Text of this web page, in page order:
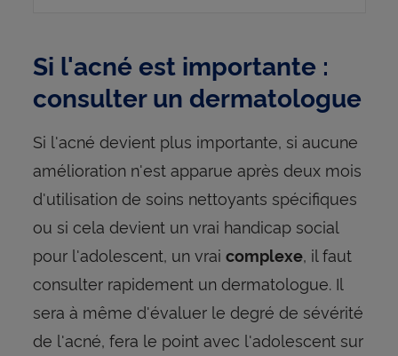
Si l'acné est importante :
consulter un dermatologue
Si l'acné devient plus importante, si aucune
amélioration n'est apparue après deux mois
d'utilisation de soins nettoyants spécifiques
ou si cela devient un vrai handicap social
pour l'adolescent, un vrai complexe, il faut
consulter rapidement un dermatologue. Il
sera à même d'évaluer le degré de sévérité
de l'acné, fera le point avec l'adolescent sur